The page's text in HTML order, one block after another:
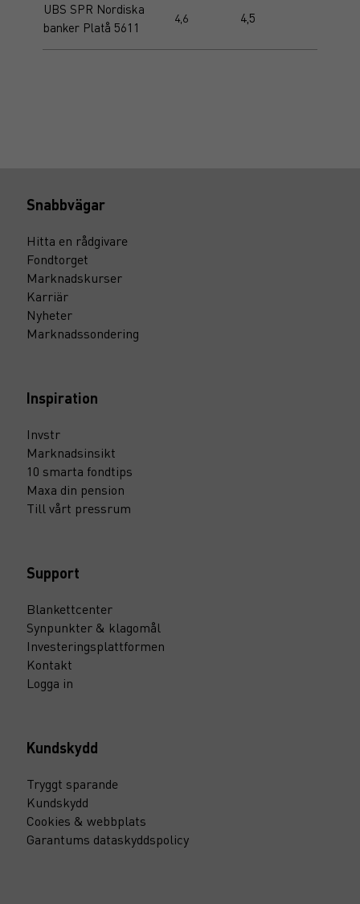
UBS SPR Nordiska
banker Platå 5611
4,6 4,5
Snabbvägar
Hitta en rådgivare
Fondtorget
Marknadskurser
Karriär
Nyheter
Marknadssondering
Inspiration
Invstr
Marknadsinsikt
10 smarta fondtips
Maxa din pension
Till vårt pressrum
Support
Blankettcenter
Synpunkter & klagomål
Investeringsplattformen
Kontakt
Logga in
Kundskydd
Tryggt sparande
Kundskydd
Cookies & webbplats
Garantums dataskyddspolicy